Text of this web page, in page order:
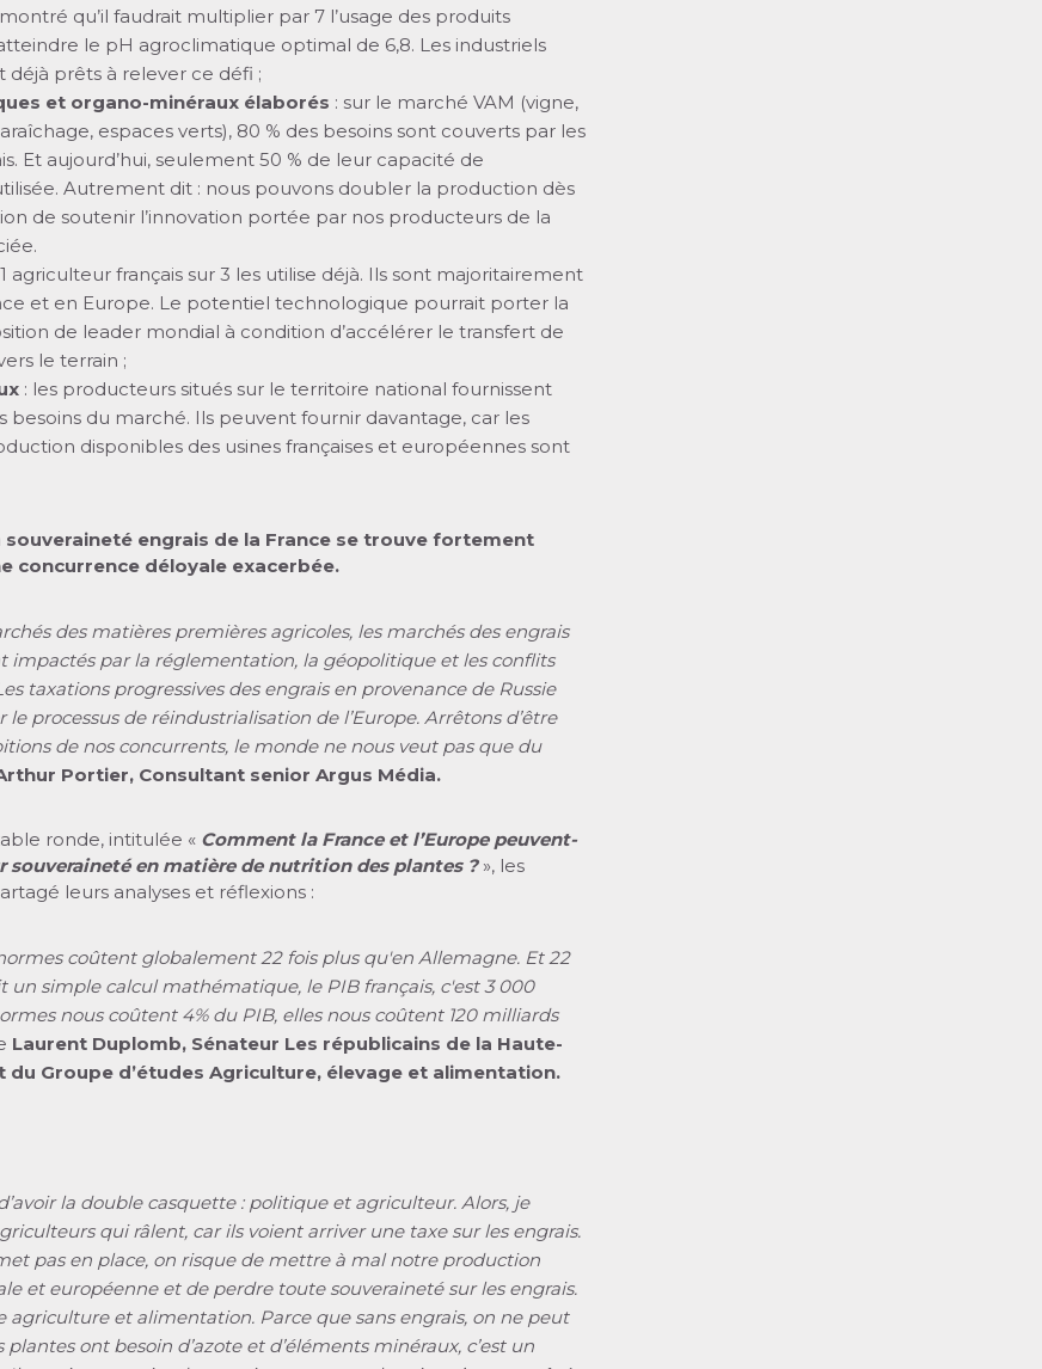
qu’il faudrait multiplier par 7 l’usage des produits
le pH agroclimatique optimal de 6,8. Les industriels
déjà prêts à relever ce défi ;
et organo-minéraux élaborés : sur le marché VAM (vigne,
espaces verts), 80 % des besoins sont couverts par les
Et aujourd’hui, seulement 50 % de leur capacité de
Autrement dit : nous pouvons doubler la production dès
de soutenir l’innovation portée par nos producteurs de la
1 agriculteur français sur 3 les utilise déjà. Ils sont majoritairement
et en Europe. Le potentiel technologique pourrait porter la
de leader mondial à condition d’accélérer le transfert de
le terrain ;
: les producteurs situés sur le territoire national fournissent
besoins du marché. Ils peuvent fournir davantage, car les
disponibles des usines françaises et européennes sont
souveraineté engrais de la France se trouve fortement
concurrence déloyale exacerbée.
des matières premières agricoles, les marchés des engrais
impactés par la réglementation, la géopolitique et les conflits
taxations progressives des engrais en provenance de Russie
le processus de réindustrialisation de l’Europe. Arrêtons d’être
de nos concurrents, le monde ne nous veut pas que du
Portier, Consultant senior Argus Média.
ronde, intitulée « Comment la France et l’Europe peuvent-
souveraineté en matière de nutrition des plantes ? », les
leurs analyses et réflexions :
coûtent globalement 22 fois plus qu'en Allemagne. Et 22
un simple calcul mathématique, le PIB français, c'est 3 000
nous coûtent 4% du PIB, elles nous coûtent 120 milliards
Laurent Duplomb, Sénateur Les républicains de la Haute-
du Groupe d’études Agriculture, élevage et alimentation.
d’avoir la double casquette : politique et agriculteur. Alors, je
qui râlent, car ils voient arriver une taxe sur les engrais.
pas en place, on risque de mettre à mal notre production
et européenne et de perdre toute souveraineté sur les engrais.
agriculture et alimentation. Parce que sans engrais, on ne peut
plantes ont besoin d’azote et d’éléments minéraux, c’est un